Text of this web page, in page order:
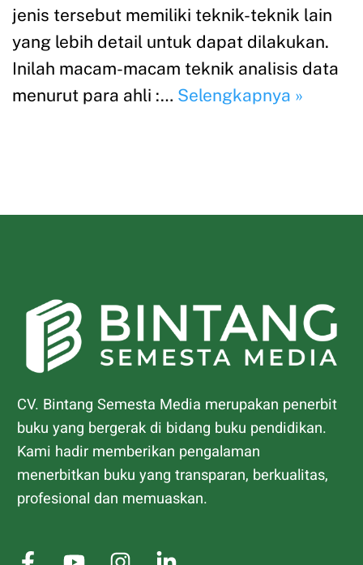
jenis tersebut memiliki teknik-teknik lain
yang lebih detail untuk dapat dilakukan.
Inilah macam-macam teknik analisis data
menurut para ahli :… Selengkapnya »
CV. Bintang Semesta Media merupakan penerbit
buku yang bergerak di bidang buku pendidikan.
Kami hadir memberikan pengalaman
menerbitkan buku yang transparan, berkualitas,
profesional dan memuaskan.